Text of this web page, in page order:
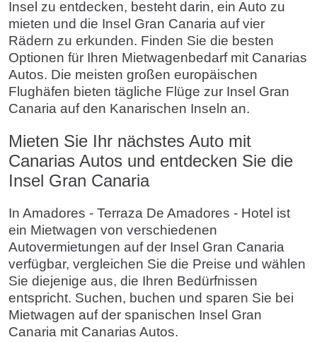
Insel zu entdecken, besteht darin, ein Auto zu
mieten und die Insel Gran Canaria auf vier
Rädern zu erkunden. Finden Sie die besten
Optionen für Ihren Mietwagenbedarf mit Canarias
Autos. Die meisten großen europäischen
Flughäfen bieten tägliche Flüge zur Insel Gran
Canaria auf den Kanarischen Inseln an.
Mieten Sie Ihr nächstes Auto mit
Canarias Autos und entdecken Sie die
Insel Gran Canaria
In Amadores - Terraza De Amadores - Hotel ist
ein Mietwagen von verschiedenen
Autovermietungen auf der Insel Gran Canaria
verfügbar, vergleichen Sie die Preise und wählen
Sie diejenige aus, die Ihren Bedürfnissen
entspricht. Suchen, buchen und sparen Sie bei
Mietwagen auf der spanischen Insel Gran
Canaria mit Canarias Autos.